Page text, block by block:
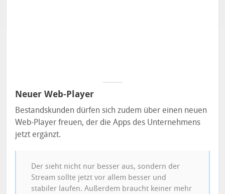
Neuer Web-Player
Bestandskunden dürfen sich zudem über einen neuen
Web-Player freuen, der die Apps des Unternehmens
jetzt ergänzt.
Der sieht nicht nur besser aus, sondern der
Stream sollte jetzt vor allem besser und
stabiler laufen. Außerdem braucht keiner mehr